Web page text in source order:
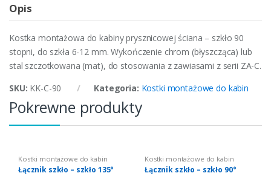
Opis
Kostka montażowa do kabiny prysznicowej ściana – szkło 90
stopni, do szkła 6-12 mm. Wykończenie chrom (błyszcząca) lub
stal szczotkowana (mat), do stosowania z zawiasami z serii ZA-C.
SKU: KK-C-90 Kategoria: Kostki montażowe do kabin
Pokrewne produkty
Kostki montażowe do kabin
Łącznik szkło – szkło 135°
Kostki montażowe do kabin
Łącznik szkło – szkło 90°